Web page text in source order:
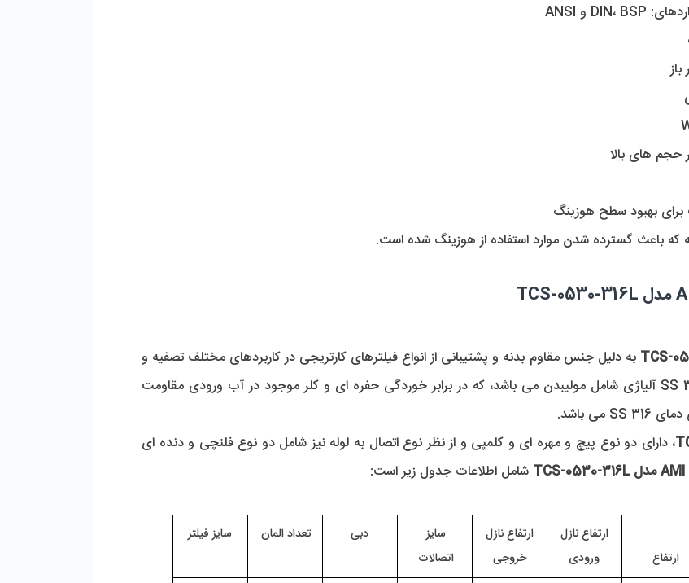
شامل اطلاعات جدول زیر است:
ارتفاع
ورودی
خروجی
سایز
اتصالات
دبی تعداد المان سایز فیلتر